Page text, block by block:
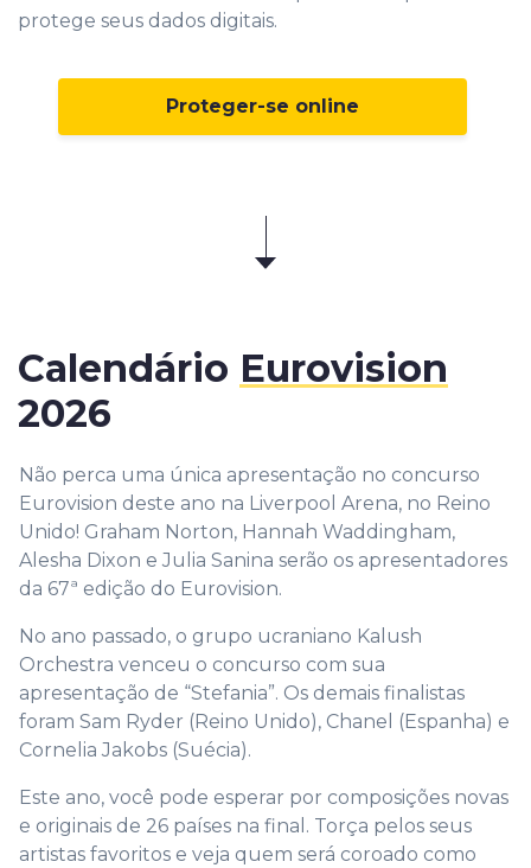
protege seus dados digitais.
Proteger-se online
Calendário Eurovision
2026
Não perca uma única apresentação no concurso
Eurovision deste ano na Liverpool Arena, no Reino
Unido! Graham Norton, Hannah Waddingham,
Alesha Dixon e Julia Sanina serão os apresentadores
da 67ª edição do Eurovision.
No ano passado, o grupo ucraniano Kalush
Orchestra venceu o concurso com sua
apresentação de “Stefania”. Os demais finalistas
foram Sam Ryder (Reino Unido), Chanel (Espanha) e
Cornelia Jakobs (Suécia).
Este ano, você pode esperar por composições novas
e originais de 26 países na final. Torça pelos seus
artistas favoritos e veja quem será coroado como